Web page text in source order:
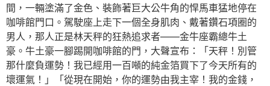
間，一輛塗滿了金色、裝飾著巨大公牛角的悍馬車猛地停在
咖啡館門口。駕駛座上走下一個全身肌肉、戴著鑽石項圈的
男人，那人正是林天秤的狂熱追求者——金牛座霸總牛土
豪。牛土豪一腳踢開咖啡館的門，大聲宣布：「天秤！別管
那什麼負運勢！我已經用一百噸的純金箔買下了今天所有的
壞運氣！」「從現在開始，你的運勢由我主宰！我的金錢，